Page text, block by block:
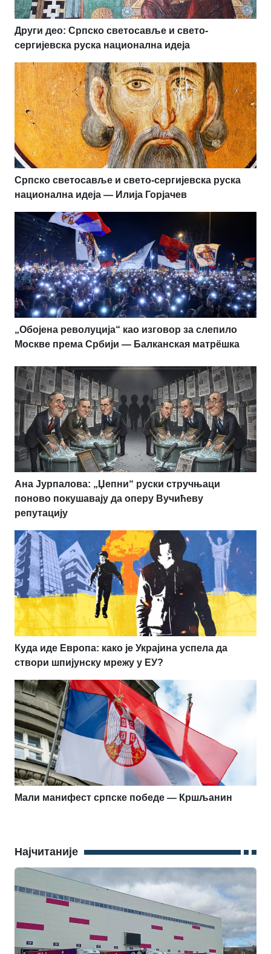
Други део: Српско светосавље и свето-
сергијевска руска национална идеја
Српско светосавље и свето-сергијевска руска
национална идеја — Илија Горјачев
„Обојена револуција“ као изговор за слепило
Москве према Србији — Балканская матрёшка
Ана Јурпалова: „Џепни“ руски стручњаци
поново покушавају да оперу Вучићеву
репутацију
Куда иде Европа: како је Украјина успела да
створи шпијунску мрежу у ЕУ?
Мали манифест српске победе — Кршљанин
Најчитаније